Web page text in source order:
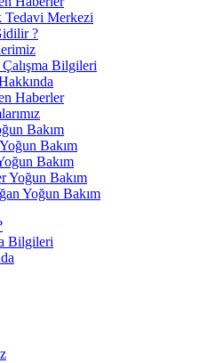
Tedavi Merkezi
?
Bilgileri
Haberler
Bakım
Bakım
Bakım
Yoğun Bakım
Yoğun Bakım
Bilgileri